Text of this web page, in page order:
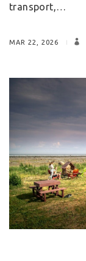
transport,…
MAR 22, 2026